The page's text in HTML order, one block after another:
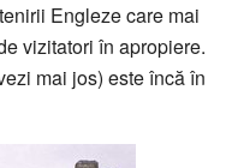
Engleze care mai
vizitatori în apropiere.
mai jos) este încă în